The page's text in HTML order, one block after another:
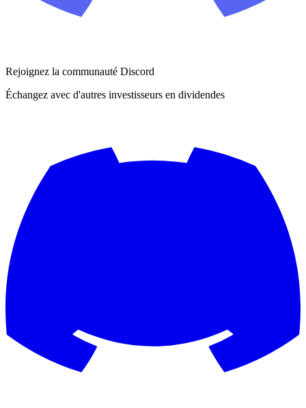
Rejoignez la communauté Discord
Échangez avec d'autres investisseurs en dividendes